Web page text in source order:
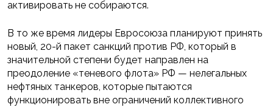
активировать не собираются.
В то же время лидеры Евросоюза планируют принять
новый, 20-й пакет санкций против РФ, который в
значительной степени будет направлен на
преодоление «теневого флота» РФ — нелегальных
нефтяных танкеров, которые пытаются
функционировать вне ограничений коллективного